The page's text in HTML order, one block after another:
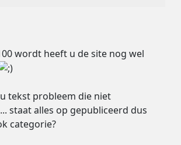
wordt heeft u de site nog wel
tekst probleem die niet
staat alles op gepubliceerd dus
categorie?